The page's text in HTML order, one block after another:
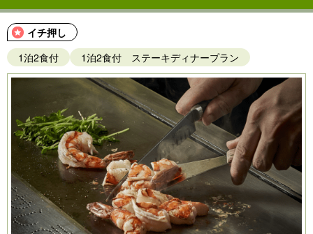
イチ押し
1泊2食付
1泊2食付 ステーキディナープラン